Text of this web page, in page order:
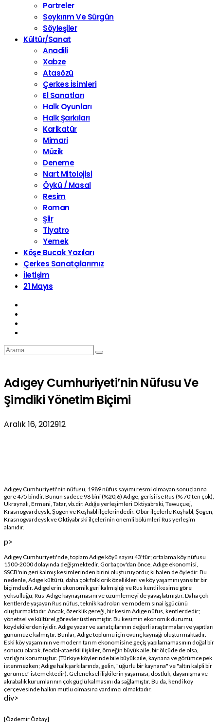
Portreler
Soykırım Ve Sürgün
Söyleşiler
Kültür/Sanat
Anadili
Xabze
Atasözü
Çerkes İsimleri
El Sanatları
Halk Oyunları
Halk Şarkıları
Karikatür
Mimari
Müzik
Deneme
Nart Mitolojisi
Öykü / Masal
Resim
Roman
Şiir
Tiyatro
Yemek
Köşe Bucak Yazıları
Çerkes Sanatçılarımız
İletişim
21 Mayıs
Adıgey Cumhuriyeti’nin Nüfusu Ve
Şimdiki Yönetim Biçimi
Aralık 16, 2012912
Adıgey Cumhuriyeti'nin nüfusu, 1989 nüfus sayımı resmi olmayan sonuçlarına
göre 475 bindir. Bunun sadece 98 bini (%20,6) Adıge, gerisi ise Rus (% 70'ten çok),
Ukraynalı, Ermeni, Tatar, vb.dir. Adığe yerleşimleri Oktiyabrski, Tewuçuej,
Krasnogvardeysk, Şogen ve Koşhabl ilçelerindedir. Öbür ilçelerle Koşhabl, Şogen,
Krasnogvardeysk ve Oktiyabrski ilçelerinin önemli bölümleri Rus yerleşim
alanıdır.
p>
Adıgey Cumhuriyeti'nde, toplam Adıge köyü sayısı 43'tür; ortalama köy nüfusu
1500-2000 dolayında değişmektedir. Gorbaçov'dan önce, Adıge ekonomisi,
SSCB'nin geri kalmış kesimlerinden birini oluşturuyordu; ki halen de öyledir. Bu
nedenle, Adıge kültürü, daha çok folklorik özellikleri ve köy yaşamını yansıtır bir
biçimdedir. Adıgelerin ekonomik geri kalmışlığı ve Rus kentli kesime göre
yoksulluğu; Rus-Adıge kaynaşmasını ve özümlemeyi de yavaşlatmıştır. Daha çok
kentlerde yaşayan Rus nüfus, teknik kadroları ve modern sınai işgücünü
oluşturmaktadır. Ancak, özerklik gereği, bir kesim Adıge nüfus, kentlerdedir;
yönetsel ve kültürel görevler üstlenmiştir. Bu kesimin ekonomik durumu,
köydekilerden iyidir. Adıge yazar ve sanatçılarının değerli araştırmaları ve yapıtları
günümüze kalmıştır. Bunlar, Adıge toplumu için övünç kaynağı oluşturmaktadır.
Eski köy yaşamının ve modern tarım ekonomisine geçiş yapılamamasının doğal bir
sonucu olarak, feodal-ataerkil ilişkiler, örneğin büyük aile, bir ölçüde de olsa,
varlığını korumuştur. (Türkiye köylerinde bile büyük aile, kaynana ve görümce pek
istenmezken; Adıge halk şarkılarında, gelin, "uğurlu bir kaynana" ve "altın kalpli bir
görümce" istemektedir). Geleneksel ilişkilerin yaşaması, dostluk, dayanışma ve
akrabalık kurumlarının çok güçlü kalmasını da sağlamıştır. Bu da, kendi köy
çerçevesinde halkın mutlu olmasına yardımcı olmaktadır.
div>
[Özdemir Özbay]